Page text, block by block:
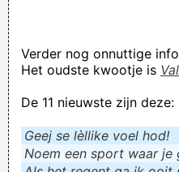
Verder nog onnuttige
Het oudste kwootje is
De 11 nieuwste zijn deze:
Geej se lèllike voel hod!
Noem een sport waar